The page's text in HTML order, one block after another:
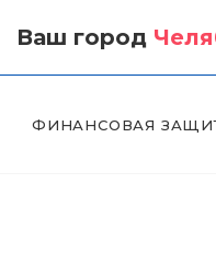
Ваш город
ФИНАНСОВАЯ